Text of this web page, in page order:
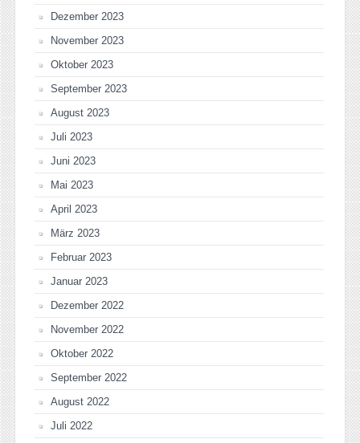
Dezember 2023
November 2023
Oktober 2023
September 2023
August 2023
Juli 2023
Juni 2023
Mai 2023
April 2023
März 2023
Februar 2023
Januar 2023
Dezember 2022
November 2022
Oktober 2022
September 2022
August 2022
Juli 2022